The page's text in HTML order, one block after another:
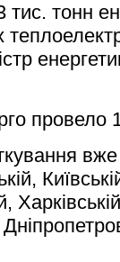
тонн
провело